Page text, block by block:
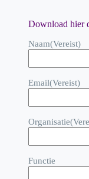
Download hier
Naam(Vereist)
Email(Vereist)
Organisatie
Functie